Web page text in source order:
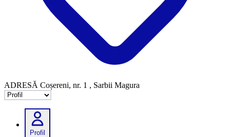
ADRESĂ Coșereni, nr. 1 , Sarbii Magura
Selectează tab
Profil